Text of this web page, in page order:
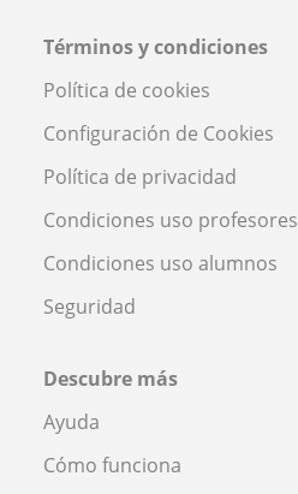
Términos y condiciones
Política de cookies
Configuración de Cookies
Política de privacidad
Condiciones uso profesores
Condiciones uso alumnos
Seguridad
Descubre más
Ayuda
Cómo funciona